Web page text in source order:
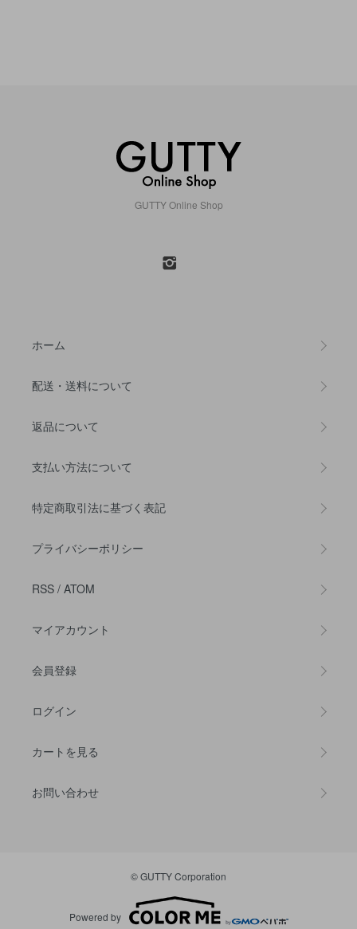
GUTTY Online Shop
ホーム
配送・送料について
返品について
支払い方法について
特定商取引法に基づく表記
プライバシーポリシー
RSS / ATOM
マイアカウント
会員登録
ログイン
カートを見る
お問い合わせ
© GUTTY Corporation
Powered by